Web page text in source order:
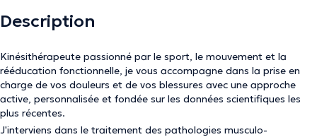
Description
Kinésithérapeute passionné par le sport, le mouvement et la
rééducation fonctionnelle, je vous accompagne dans la prise en
charge de vos douleurs et de vos blessures avec une approche
active, personnalisée et fondée sur les données scientifiques les
plus récentes.
J'interviens dans le traitement des pathologies musculo-